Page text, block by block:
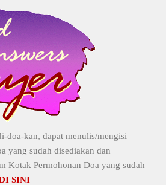
doa-kan, dapat menulis/mengisi
yang sudah disediakan dan
Kotak Permohonan Doa yang sudah
SINI